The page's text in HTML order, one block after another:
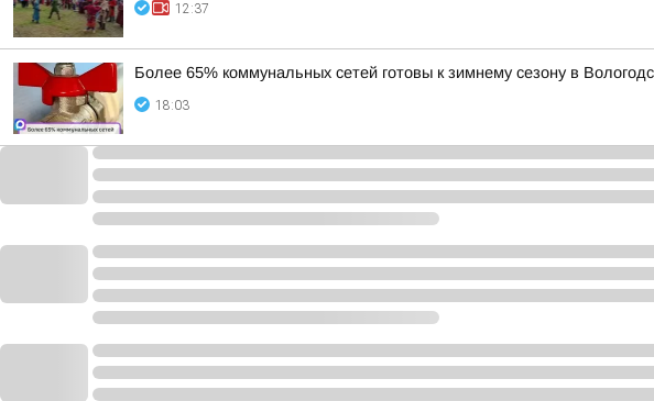
12:37
Более 65% коммунальных сетей готовы к зимнему сезону в
18:03